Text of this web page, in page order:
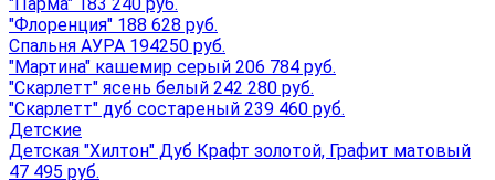
"Флоренция" 188 628 руб.
Спальня АУРА 194250 руб.
"Мартина" кашемир серый 206 784 руб.
"Скарлетт" ясень белый 242 280 руб.
"Скарлетт" дуб состареный 239 460 руб.
Детские
Детская "Хилтон" Дуб Крафт золотой, Графит матовый
47 495 руб.